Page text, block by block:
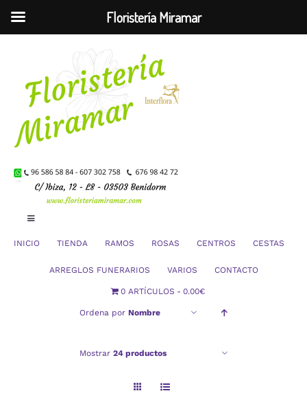
contenido
Toggle
INICIO TIENDA RAMOS ROSAS CENTROS CESTAS
ARREGLOS FUNERARIOS VARIOS CONTACTO
0 ARTÍCULOS 0.00€
Ordena por Nombre
Mostrar 24 productos
Floristería Miramar